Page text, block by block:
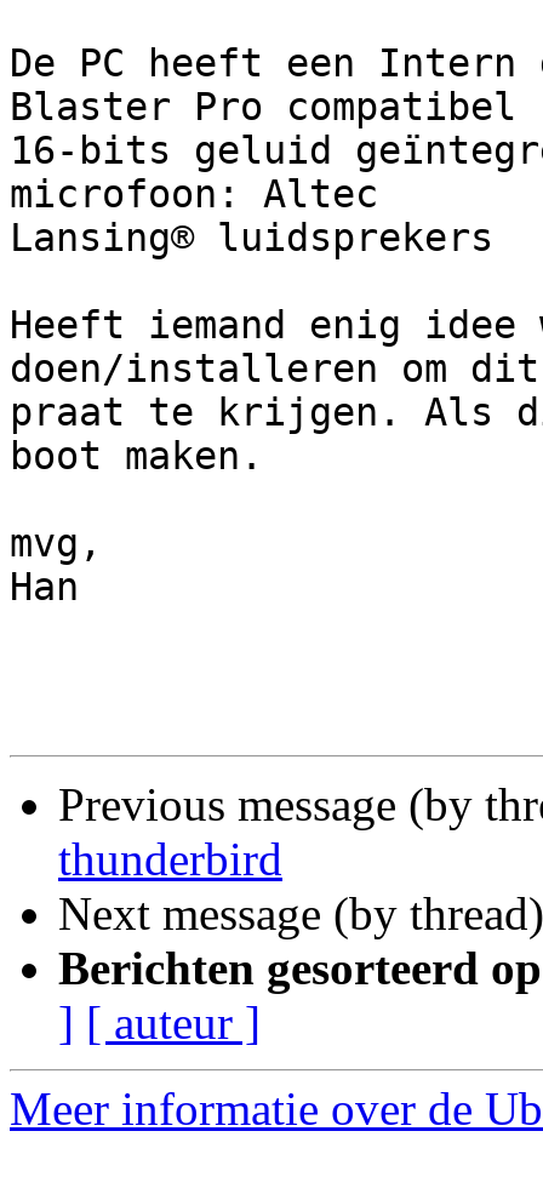
De PC heeft een Intern
Blaster Pro compatibel
16-bits geluid
microfoon: Altec
Lansing® luidsprekers
Heeft iemand enig idee
doen/installeren om dit
praat te krijgen. Als
boot maken.
mvg,
Han
Previous message (by
thunderbird
Next message (by
Berichten gesorteerd
] [ auteur ]
Meer informatie over de